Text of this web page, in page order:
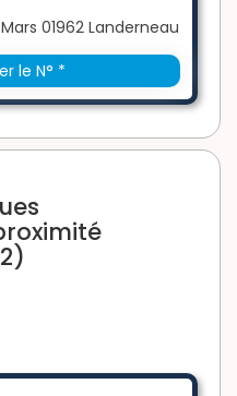
01962 Landerneau
le N° *